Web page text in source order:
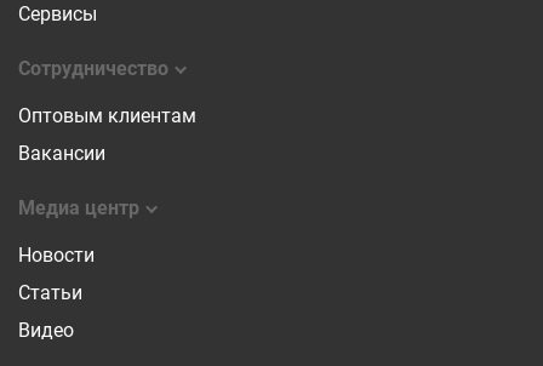
Сервисы
Сотрудничество
Оптовым клиентам
Вакансии
Медиа центр
Новости
Статьи
Видео